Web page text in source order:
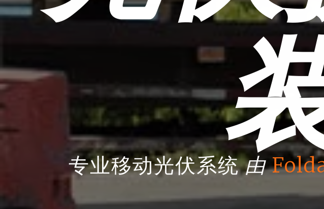
专业移动光伏系统由